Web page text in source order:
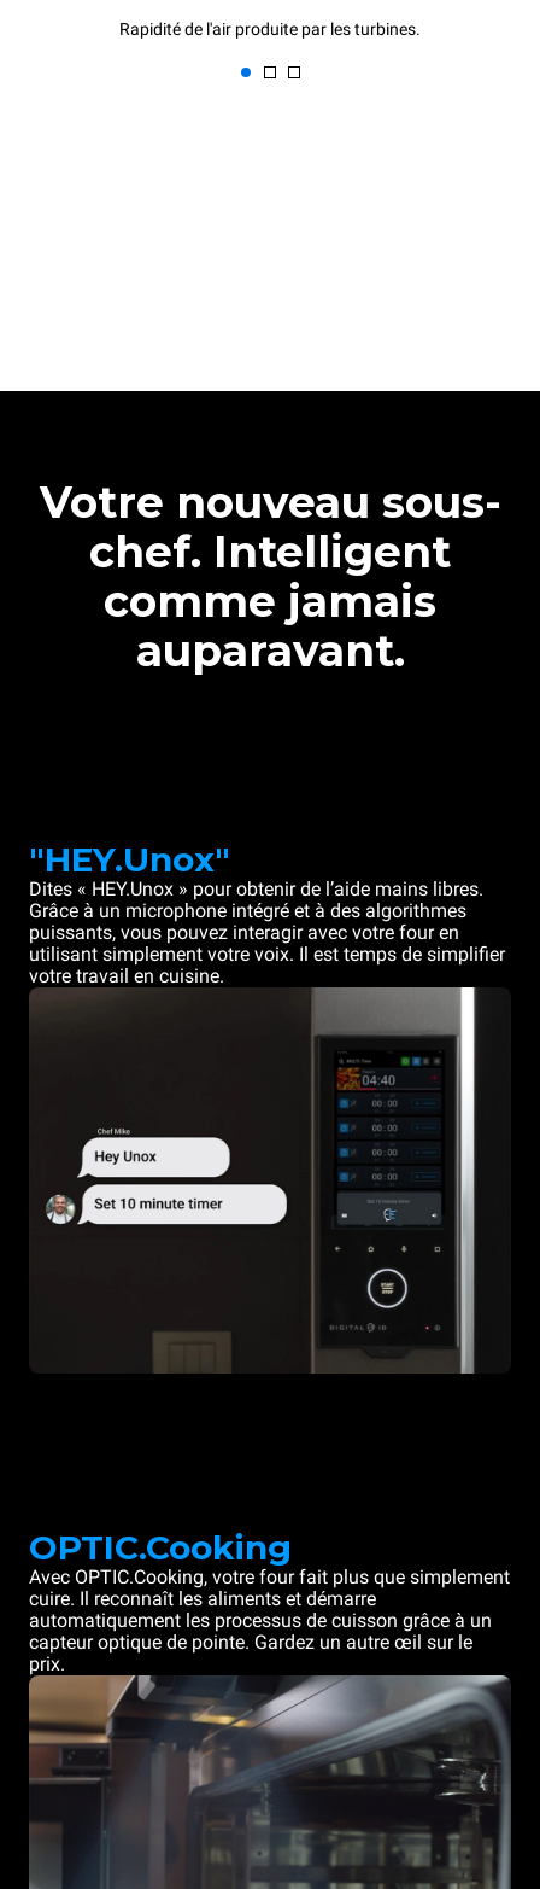
Rapidité de l'air produite par les turbines.
Votre nouveau sous-
chef. Intelligent
comme jamais
auparavant.
"HEY.Unox"
Dites « HEY.Unox » pour obtenir de l’aide mains libres.
Grâce à un microphone intégré et à des algorithmes
puissants, vous pouvez interagir avec votre four en
utilisant simplement votre voix. Il est temps de simplifier
votre travail en cuisine.
OPTIC.Cooking
Avec OPTIC.Cooking, votre four fait plus que simplement
cuire. Il reconnaît les aliments et démarre
automatiquement les processus de cuisson grâce à un
capteur optique de pointe. Gardez un autre œil sur le
prix.